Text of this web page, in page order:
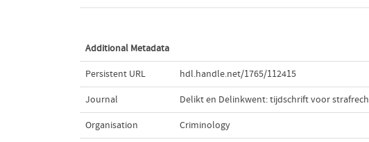
Additional Metadata
Persistent URL hdl.handle.net/1765/112415
Journal Delikt en Delinkwent: tijdschrift voor
Organisation Criminology